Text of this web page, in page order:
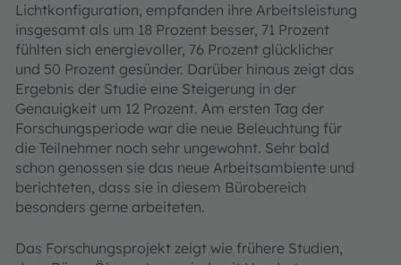
Lichtkonfiguration, empfanden ihre Arbeitsleistung
insgesamt als um 18 Prozent besser, 71 Prozent
fühlten sich energievoller, 76 Prozent glücklicher
und 50 Prozent gesünder. Darüber hinaus zeigt das
Ergebnis der Studie eine Steigerung in der
Genauigkeit um 12 Prozent. Am ersten Tag der
Forschungsperiode war die neue Beleuchtung für
die Teilnehmer noch sehr ungewohnt. Sehr bald
schon genossen sie das neue Arbeitsambiente und
berichteten, dass sie in diesem Bürobereich
besonders gerne arbeiteten.
Das Forschungsprojekt zeigt wie frühere Studien,